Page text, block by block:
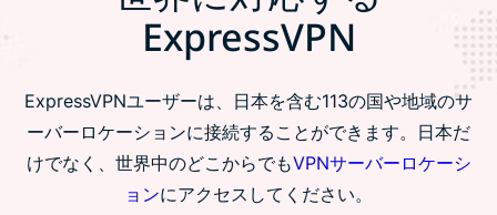
ExpressVPN
ExpressVPNユーザーは、日本を含む113の国や地域のサ
ーバーロケーションに接続することができます。日本だ
けでなく、世界中のどこからでもVPNサーバーロケーシ
ョンにアクセスしてください。